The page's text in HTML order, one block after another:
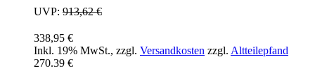
UVP: 913,62 €
338,95 €
Inkl. 19% MwSt., zzgl. Versandkosten zzgl. Altteilepfand
270.39 €